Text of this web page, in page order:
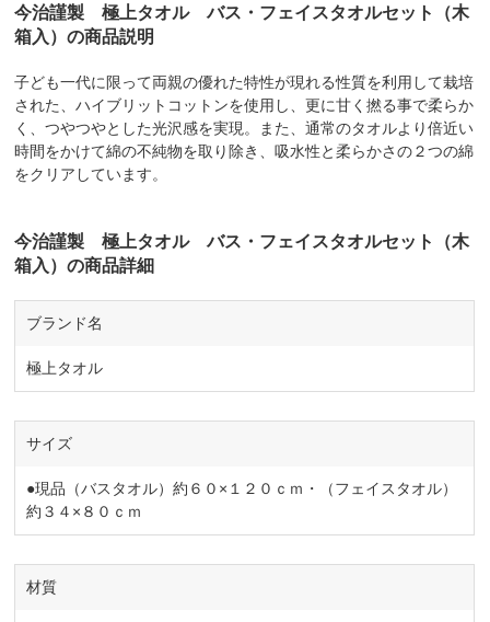
今治謹製 極上タオル バス・フェイスタオルセット（木
箱入）の商品説明
子ども一代に限って両親の優れた特性が現れる性質を利用して栽培
された、ハイブリットコットンを使用し、更に甘く撚る事で柔らか
く、つやつやとした光沢感を実現。また、通常のタオルより倍近い
時間をかけて綿の不純物を取り除き、吸水性と柔らかさの２つの綿
をクリアしています。
今治謹製 極上タオル バス・フェイスタオルセット（木
箱入）の商品詳細
ブランド名
極上タオル
サイズ
●現品（バスタオル）約６０×１２０ｃｍ・（フェイスタオル）
約３４×８０ｃｍ
材質